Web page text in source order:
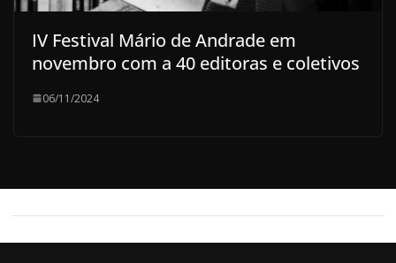
IV Festival Mário de Andrade em
novembro com a 40 editoras e coletivos
06/11/2024